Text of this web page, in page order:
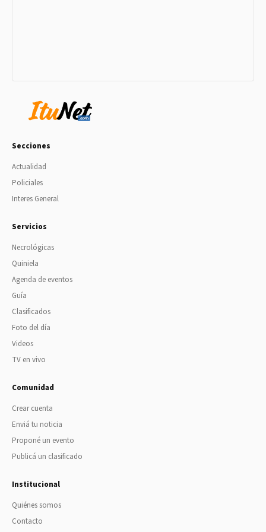
Secciones
Actualidad
Policiales
Interes General
Servicios
Necrológicas
Quiniela
Agenda de eventos
Guía
Clasificados
Foto del día
Videos
TV en vivo
Comunidad
Crear cuenta
Enviá tu noticia
Proponé un evento
Publicá un clasificado
Institucional
Quiénes somos
Contacto